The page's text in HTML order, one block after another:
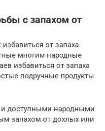
с запахом от
от запаха
многим народные
избавиться от запаха
подручные продукты
доступными народными
запахом от дохлых или